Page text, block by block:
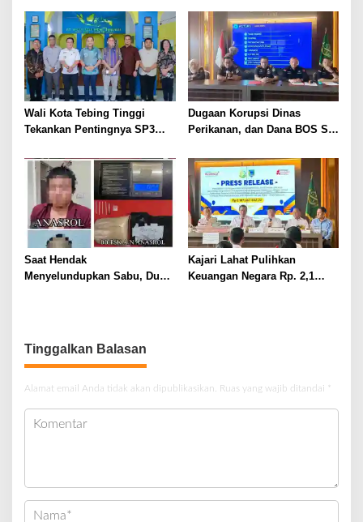
Sumsel Tahun 2026
Wali Kota Tebing Tinggi
Tekankan Pentingnya SP3
Dugaan Korupsi Dinas
Perikanan, dan Dana BOS SD
Terus Dipertajam Kajari Lahat
Saat Hendak
Menyelundupkan Sabu, Dua
Kajari Lahat Pulihkan
Keuangan Negara Rp. 2,1
Tinggalkan Balasan
Alamat email Anda tidak akan dipublikasikan. Ruas yang wajib ditandai *